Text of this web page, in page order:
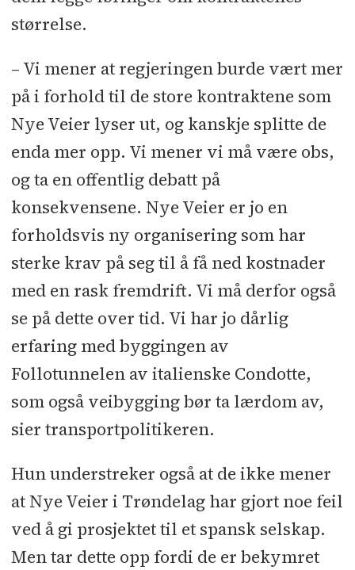
størrelse.
– Vi mener at regjeringen burde vært mer
på i forhold til de store kontraktene som
Nye Veier lyser ut, og kanskje splitte de
enda mer opp. Vi mener vi må være obs,
og ta en offentlig debatt på
konsekvensene. Nye Veier er jo en
forholdsvis ny organisering som har
sterke krav på seg til å få ned kostnader
med en rask fremdrift. Vi må derfor også
se på dette over tid. Vi har jo dårlig
erfaring med byggingen av
Follotunnelen av italienske Condotte,
som også veibygging bør ta lærdom av,
sier transportpolitikeren.
Hun understreker også at de ikke mener
at Nye Veier i Trøndelag har gjort noe feil
ved å gi prosjektet til et spansk selskap.
Men tar dette opp fordi de er bekymret